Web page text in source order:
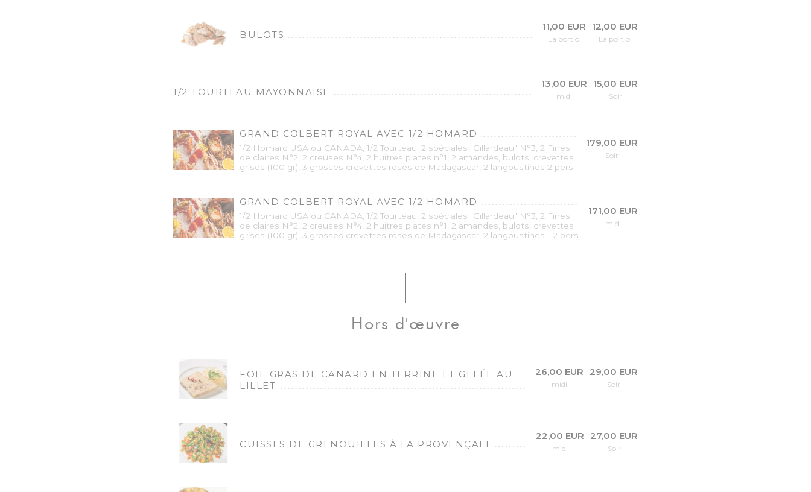
BULOTS
11,00 EUR
La portio.
12,00 EUR
La portio.
1/2 TOURTEAU MAYONNAISE
13,00 EUR
midi
15,00 EUR
Soir
GRAND COLBERT ROYAL AVEC 1/2 HOMARD
1/2 Homard USA ou CANADA, 1/2 Tourteau, 2 spéciales "Gillardeau" N°3, 2 Fines
de claires N°2, 2 creuses N°4, 2 huitres plates n°1, 2 amandes, bulots, crevettes
grises (100 gr), 3 grosses crevettes roses de Madagascar, 2 langoustines 2 pers
179,00 EUR
Soir
GRAND COLBERT ROYAL AVEC 1/2 HOMARD
1/2 Homard USA ou CANADA, 1/2 Tourteau, 2 spéciales "Gillardeau" N°3, 2 Fines
de claires N°2, 2 creuses N°4, 2 huitres plates n°1, 2 amandes, bulots, crevettes
grises (100 gr), 3 grosses crevettes roses de Madagascar, 2 langoustines - 2 pers
171,00 EUR
midi
Hors d'œuvre
FOIE GRAS DE CANARD EN TERRINE ET GELÉE AU
LILLET
26,00 EUR
midi
29,00 EUR
Soir
CUISSES DE GRENOUILLES À LA PROVENÇALE
22,00 EUR
midi
27,00 EUR
Soir